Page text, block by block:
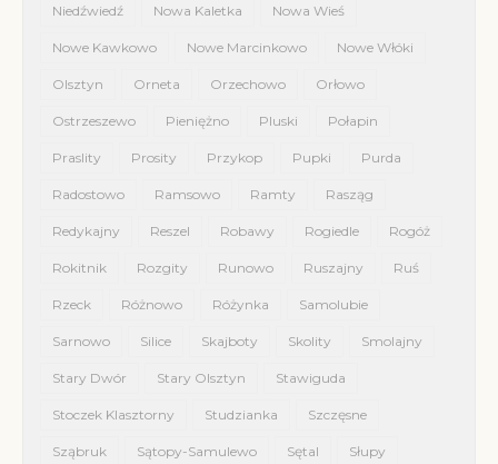
Niedźwiedź Nowa Kaletka Nowa Wieś
Nowe Kawkowo Nowe Marcinkowo Nowe Włóki
Olsztyn Orneta Orzechowo Orłowo
Ostrzeszewo Pieniężno Pluski Połapin
Praslity Prosity Przykop Pupki Purda
Radostowo Ramsowo Ramty Rasząg
Redykajny Reszel Robawy Rogiedle Rogóż
Rokitnik Rozgity Runowo Ruszajny Ruś
Rzeck Różnowo Różynka Samolubie
Sarnowo Silice Skajboty Skolity Smolajny
Stary Dwór Stary Olsztyn Stawiguda
Stoczek Klasztorny Studzianka Szczęsne
Sząbruk Sątopy-Samulewo Sętal Słupy